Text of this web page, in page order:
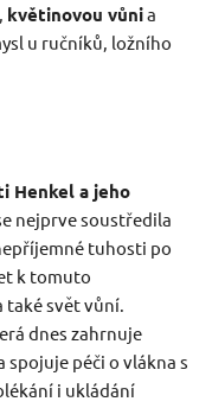
květinovou vůnia
u ručníků, ložního
Henkel a jeho
nejprve soustředila
tuhosti po
k tomuto
svět vůní.
dnes zahrnuje
péči o vlákna s
i ukládání